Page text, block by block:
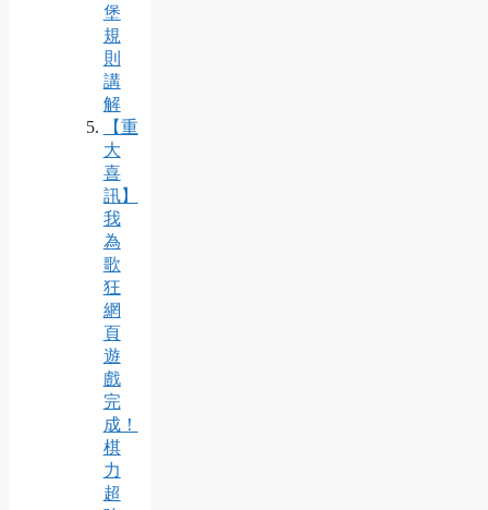
堡
規
則
講
解
【重
大
喜
訊】
我
為
歌
狂
網
頁
遊
戲
完
成！
棋
力
超